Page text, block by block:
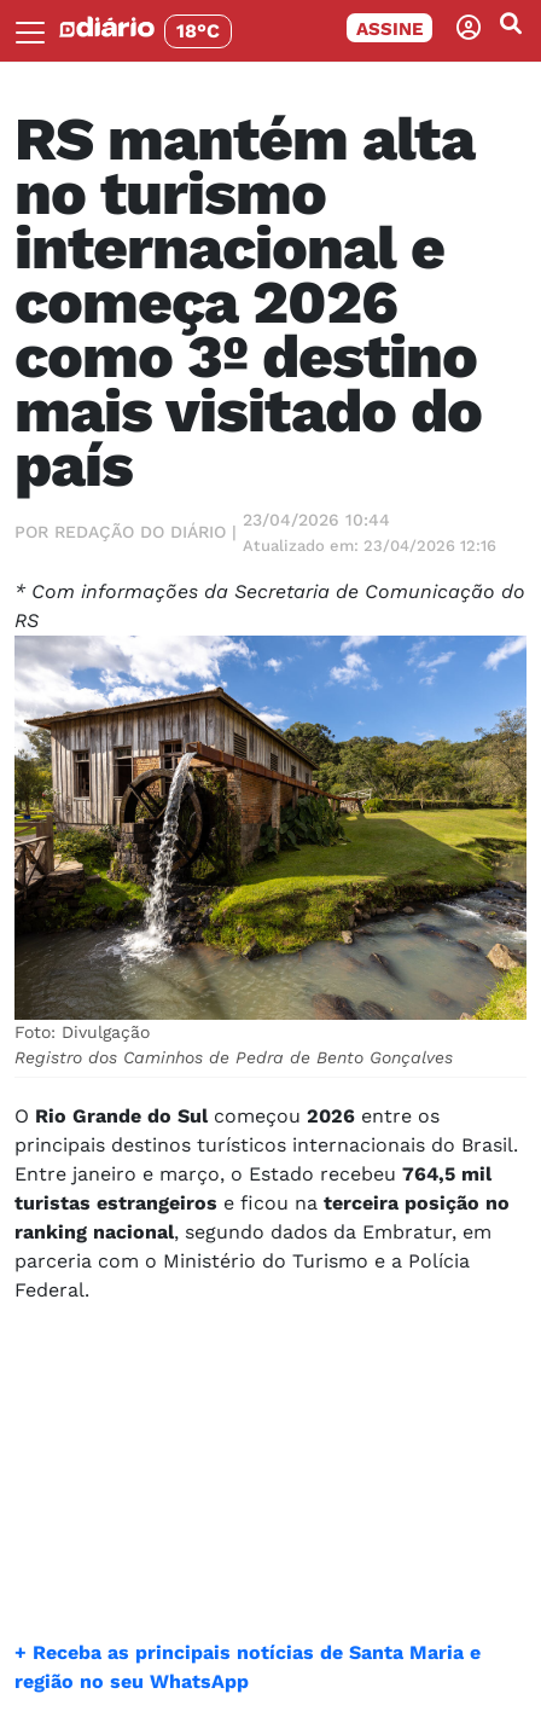
18°C ASSINE
RS mantém alta
no turismo
internacional e
começa 2026
como 3º destino
mais visitado do
país
POR REDAÇÃO DO DIÁRIO |
23/04/2026 10:44
Atualizado em: 23/04/2026 12:16
* Com informações da Secretaria de Comunicação do
RS
Foto: Divulgação
Registro dos Caminhos de Pedra de Bento Gonçalves
O Rio Grande do Sulcomeçou 2026 entre os
principais destinos turísticos internacionais do Brasil.
Entre janeiro e março, o Estado recebeu 764,5 mil
turistas estrangeiros e ficou na terceira posição no
ranking nacional, segundo dados da Embratur, em
parceria com o Ministério do Turismo e a Polícia
Federal.
+ Receba as principais notícias de Santa Maria e
região no seu WhatsApp